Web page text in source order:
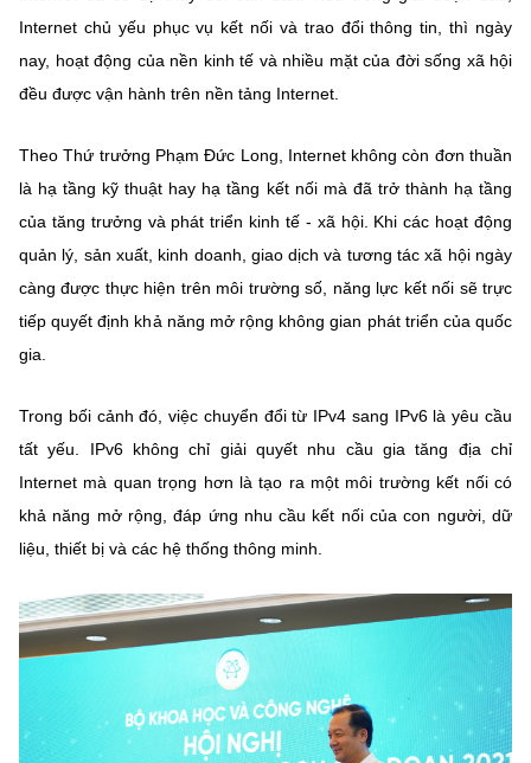
Vietnamese English
BỘ KHOA HỌC VÀ CÔNG NGHỆ
Điều khoản sử dụng Theo dõi MST: Góp ý
Cơ quan chủ quản: Bộ Khoa học và Công nghệ (MST)
Chịu trách nhiệm nội dung: Nguyễn Thị Hải Hằng
Địa chỉ: Ban Biên tập Cổng TTĐT - 18 Nguyễn Du, TP. Hà Nội
Điện thoại: 024 3936 9506
Email:stc@mst.gov.vn
©2026 Bản quyền thuộc Bộ Khoa Học và Công Nghệ
website này)
Internet chủ yếu phục vụ kết nối và trao đổi thông tin, thì ngày
nay, hoạt động của nền kinh tế và nhiều mặt của đời sống xã hội
đều được vận hành trên nền tảng Internet.
Theo Thứ trưởng Phạm Đức Long, Internet không còn đơn thuần
là hạ tầng kỹ thuật hay hạ tầng kết nối mà đã trở thành hạ tầng
của tăng trưởng và phát triển kinh tế - xã hội. Khi các hoạt động
quản lý, sản xuất, kinh doanh, giao dịch và tương tác xã hội ngày
càng được thực hiện trên môi trường số, năng lực kết nối sẽ trực
tiếp quyết định khả năng mở rộng không gian phát triển của quốc
gia.
Trong bối cảnh đó, việc chuyển đổi từ IPv4 sang IPv6 là yêu cầu
tất yếu. IPv6 không chỉ giải quyết nhu cầu gia tăng địa chỉ
Internet mà quan trọng hơn là tạo ra một môi trường kết nối có
khả năng mở rộng, đáp ứng nhu cầu kết nối của con người, dữ
liệu, thiết bị và các hệ thống thông minh.